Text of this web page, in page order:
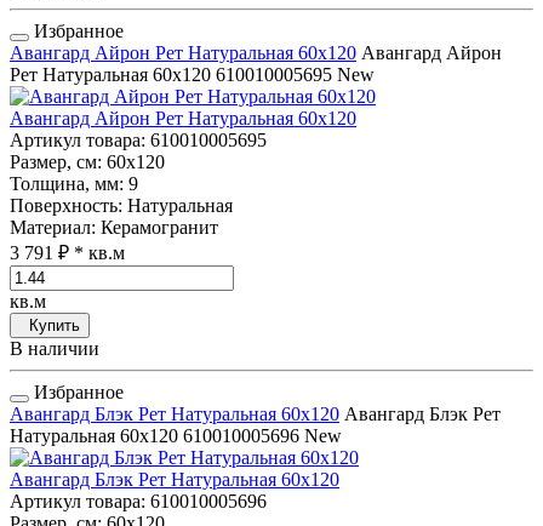
Избранное
Авангард Айрон Рет Натуральная 60x120 Авангард Айрон
Рет Натуральная 60x120 610010005695 New
Авангард Айрон Рет Натуральная 60x120
Артикул товара: 610010005695
Размер, см: 60x120
Толщина, мм: 9
Поверхность: Натуральная
Материал: Керамогранит
3 791 ₽ * кв.м
кв.м
Купить
В наличии
Избранное
Авангард Блэк Рет Натуральная 60x120 Авангард Блэк Рет
Натуральная 60x120 610010005696 New
Авангард Блэк Рет Натуральная 60x120
Артикул товара: 610010005696